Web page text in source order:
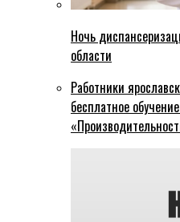
Ночь
области
Работники
бесплатное